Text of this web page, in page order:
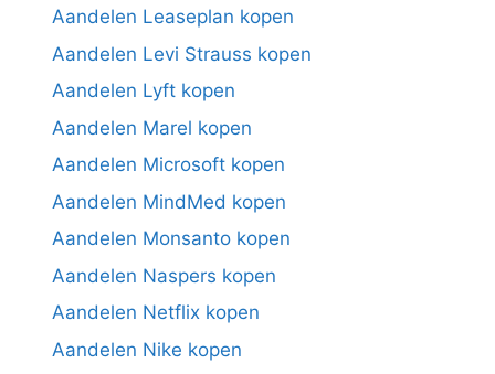
Aandelen Leaseplan kopen
Aandelen Levi Strauss kopen
Aandelen Lyft kopen
Aandelen Marel kopen
Aandelen Microsoft kopen
Aandelen MindMed kopen
Aandelen Monsanto kopen
Aandelen Naspers kopen
Aandelen Netflix kopen
Aandelen Nike kopen